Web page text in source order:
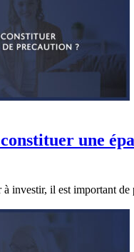
une
investir, il est important de